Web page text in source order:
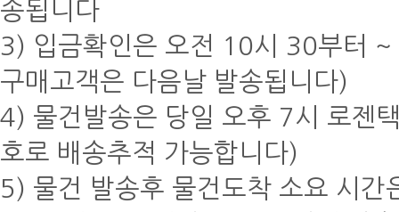
송됩니다
3) 입금확인은 오전 10시 30부터
구매고객은 다음날 발송됩니다)
4) 물건발송은 당일 오후 7시 로젠
호로 배송추적 가능합니다)
5) 물건 발송후 물건도착 소요 시